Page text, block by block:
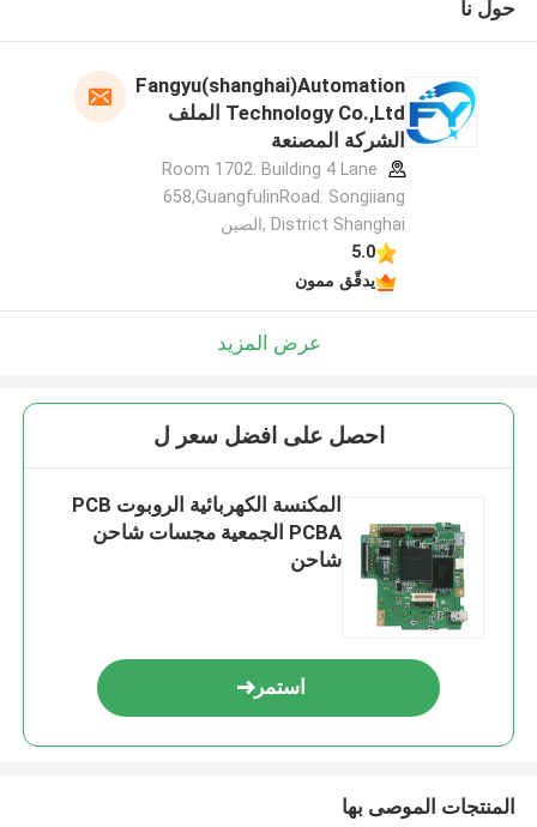
حول نا
Fangyu(shanghai)Automation
Technology Co.,Ltd الملف
الشركة المصنعة
Room 1702. Building 4 Lane
658,GuangfulinRoad. Songiiang
District Shanghai ,الصين
5.0
يدقّق ممون
عرض المزيد
احصل على افضل سعر ل
المكنسة الكهربائية الروبوت PCB
PCBA الجمعية مجسات شاحن
شاحن
استمر
المنتجات الموصى بها